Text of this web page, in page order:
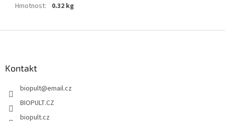
Hmotnost: 0.32 kg
Kontakt
biopult@email.cz
BIOPULT.CZ
biopult.cz